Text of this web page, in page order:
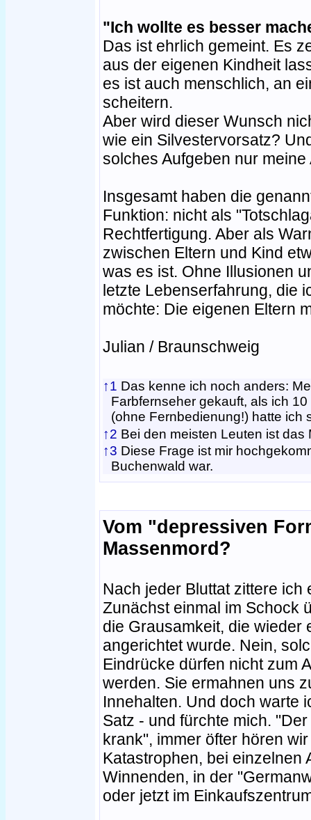
"Ich wollte es besser
Das ist ehrlich gemeint. Es
aus der eigenen Kindheit
es ist auch menschlich, an
scheitern.
Aber wird dieser Wunsch
wie ein Silvestervorsatz?
solches Aufgeben nur
Insgesamt haben die
Funktion: nicht als
Rechtfertigung. Aber als
zwischen Eltern und Kind
was es ist. Ohne Illusionen
letzte Lebenserfahrung, die
möchte: Die eigenen Eltern
Julian / Braunschweig
↑1 Das kenne ich noch anders:
Farbfernseher gekauft, als ich
(ohne Fernbedienung!) hatte ich
↑2 Bei den meisten Leuten ist das
↑3 Diese Frage ist mir
Buchenwald war.
Vom "depressiven
Massenmord?
Nach jeder Bluttat zittere ich
Zunächst einmal im Schock
die Grausamkeit, die wieder
angerichtet wurde. Nein,
Eindrücke dürfen nicht zum
werden. Sie ermahnen uns
Innehalten. Und doch warte
Satz - und fürchte mich.
krank", immer öfter hören
Katastrophen, bei einzelnen
Winnenden, in der
oder jetzt im